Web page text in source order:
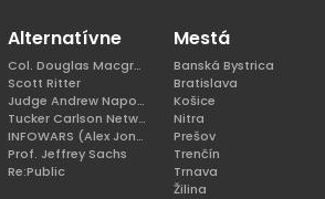
Alternatívne
Col. Douglas Macgregor, Ph.D
Scott Ritter
Judge Andrew Napolitano
Tucker Carlson Network
INFOWARS (Alex Jones)
Prof. Jeffrey Sachs
Re:Public
Mestá
Banská Bystrica
Bratislava
Košice
Nitra
Prešov
Trenčín
Trnava
Žilina